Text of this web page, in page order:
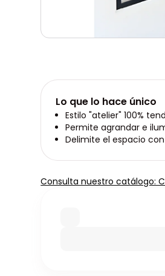
Lo que lo hace único
Estilo "atelier" 100%
Permite agrandar e
Delimite el espacio
Consulta nuestro catálogo: